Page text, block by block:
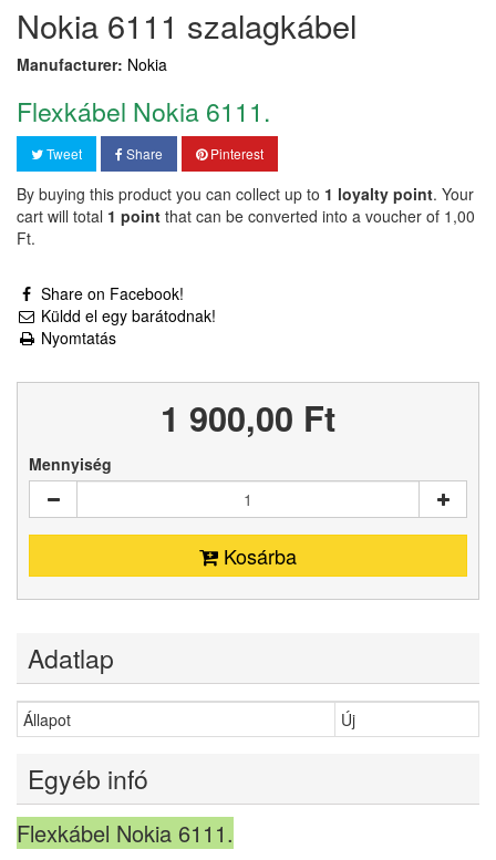
Nokia 6111 szalagkábel
Manufacturer: Nokia
Flexkábel Nokia 6111.
Tweet Share Pinterest
By buying this product you can collect up to 1 loyalty point. Your
cart will total 1 point that can be converted into a voucher of 1,00
Ft‎.
Share on Facebook!
Küldd el egy barátodnak!
Nyomtatás
1 900,00 Ft‎
Mennyiség
Kosárba
Adatlap
Állapot Új
Egyéb infó
Flexkábel Nokia 6111.